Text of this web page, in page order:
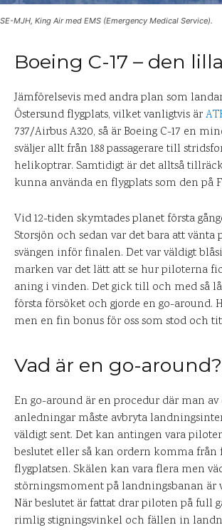
SE-MJH, King Air med EMS (Emergency Medical Service).
Boeing C-17 – den
Jämförelsevis med andra plan som
Östersund flygplats, vilket vanligtvis är
737/Airbus A320, så är Boeing C-17 en
sväljer allt från 188 passagerare till
helikoptrar. Samtidigt är det alltså
kunna använda en flygplats som den på
Vid 12-tiden skymtades planet första
Storsjön och sedan var det bara att vänta
svängen inför finalen. Det var väldigt
marken var det lätt att se hur piloterna
aning i vinden. Det gick till och med så
första försöket och gjorde en go-around.
men en fin bonus för oss som stod och
Vad är en go-around?
En go-around är en procedur där man
anledningar måste avbryta
väldigt sent. Det kan antingen vara
beslutet eller så kan ordern komma från
flygplatsen. Skälen kan vara flera men
störningsmoment på landningsbanan är
När beslutet är fattat drar piloten på full
rimlig stigningsvinkel och fällen in